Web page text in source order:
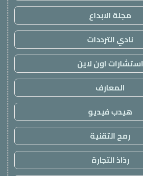
مجلة الابداع
نادي الترددات
استشارات اون لاين
المعارف
هيدب فيديو
رمح التقنية
رذاذ التجارة